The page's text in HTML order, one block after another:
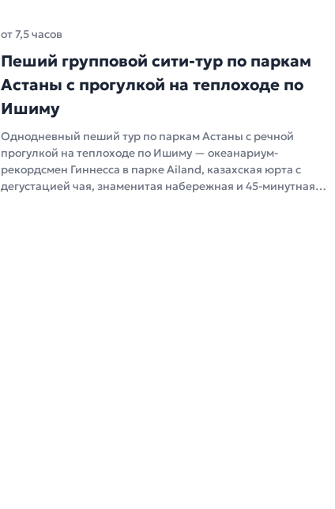
от 7,5 часов
Пеший групповой сити-тур по паркам
Астаны с прогулкой на теплоходе по
Ишиму
Однодневный пеший тур по паркам Астаны с речной
прогулкой на теплоходе по Ишиму — океанариум-
рекордсмен Гиннесса в парке Ailand, казахская юрта с
дегустацией чая, знаменитая набережная и 45-минутная